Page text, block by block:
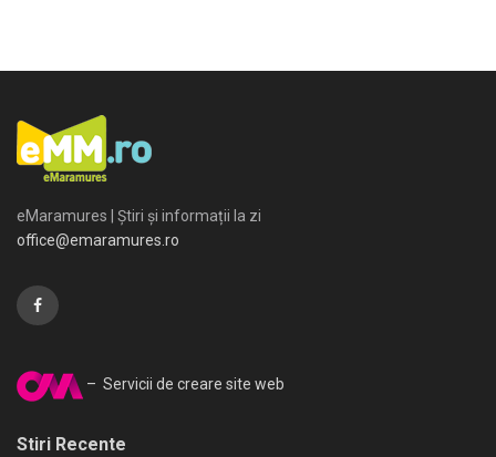
eMaramures | Știri și informații la zi
office@emaramures.ro
– Servicii de creare site web
Stiri Recente